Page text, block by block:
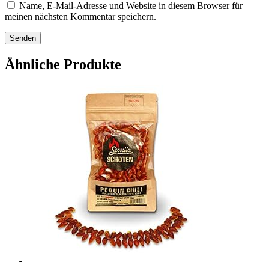
Name, E-Mail-Adresse und Website in diesem Browser für
meinen nächsten Kommentar speichern.
Ähnliche Produkte